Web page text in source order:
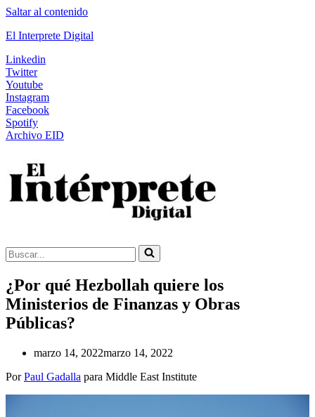
Saltar al contenido
El Interprete Digital
Linkedin
Twitter
Youtube
Instagram
Facebook
Spotify
Archivo EID
Buscar...
¿Por qué Hezbollah quiere los
Ministerios de Finanzas y Obras
Públicas?
marzo 14, 2022marzo 14, 2022
PorPaul Gadalla para Middle East Institute